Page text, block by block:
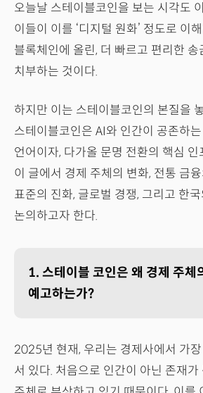
오늘날 스테이블코인을 보는 시각도
이들이 이를 ‘디지털 원화’ 정도로 이
블록체인에 올린, 더 빠르고 편리한 송
치부하는 것이다.
하지만 이는 스테이블코인의 본질을
스테이블코인은 AI와 인간이 공존하
언어이자, 다가올 문명 전환의 핵심
이 글에서 경제 주체의 변화, 전통 금
표준의 진화, 글로벌 경쟁, 그리고 한
논의하고자 한다.
1. 스테이블 코인은 왜 경제 주체
예고하는가?
2025년 현재, 우리는 경제사에서 가장
서 있다. 처음으로 인간이 아닌 존재가